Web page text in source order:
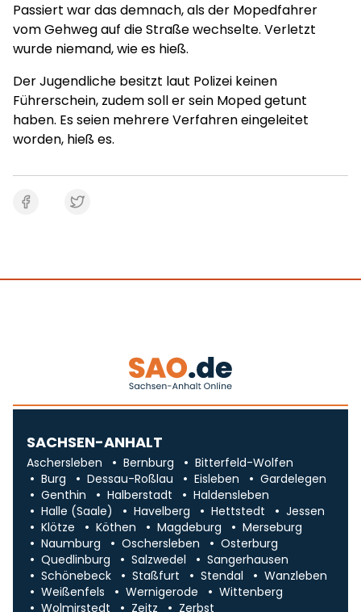
Passiert war das demnach, als der Mopedfahrer
vom Gehweg auf die Straße wechselte. Verletzt
wurde niemand, wie es hieß.
Der Jugendliche besitzt laut Polizei keinen
Führerschein, zudem soll er sein Moped getunt
haben. Es seien mehrere Verfahren eingeleitet
worden, hieß es.
SACHSEN-ANHALT
Aschersleben Bernburg
Bitterfeld-Wolfen
Burg
Dessau-Roßlau Eisleben
Gardelegen
Genthin
Halberstadt
Haldensleben
Halle (Saale)
Havelberg Hettstedt
Jessen
Klötze
Köthen Magdeburg
Merseburg
Naumburg
Oschersleben
Osterburg
Quedlinburg
Salzwedel
Sangerhausen
Schönebeck
Staßfurt Stendal
Wanzleben
Weißenfels
Wernigerode
Wittenberg
Wolmirstedt
Zeitz Zerbst